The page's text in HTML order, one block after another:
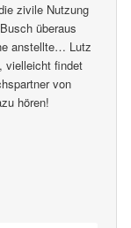
zivile Nutzung
überaus
anstellte… Lutz
vielleicht findet
von
hören!